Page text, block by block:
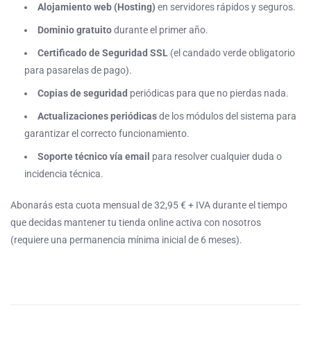
Alojamiento web (Hosting) en servidores rápidos y seguros.
Dominio gratuitodurante el primer año.
Certificado de Seguridad SSL (el candado verde obligatorio
para pasarelas de pago).
Copias de seguridad periódicas para que no pierdas nada.
Actualizaciones periódicasde los módulos del sistema para
garantizar el correcto funcionamiento.
Soporte técnico vía email para resolver cualquier duda o
incidencia técnica.
Abonarás esta cuota mensual de 32,95 € + IVA durante el tiempo
que decidas mantener tu tienda online activa con nosotros
(requiere una permanencia mínima inicial de 6 meses).